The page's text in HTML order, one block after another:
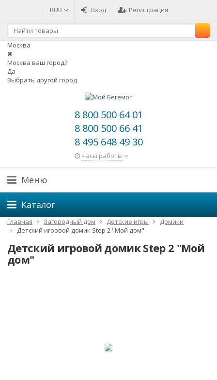
RUB Вход Регистрация
Москва
✖
Москва ваш город?
Да
Выбрать другой город
8 800 500 64 01
8 800 500 66 41
8 495 648 49 30
Часы работы
Меню
Каталог
Главная Загородный дом Детские игры
Домики
Детский игровой домик Step 2 "Мой дом"
Детский игровой домик Step 2 "Мой
дом"